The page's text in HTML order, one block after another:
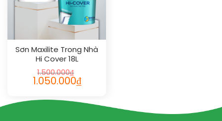
Sơn Maxilite Trong Nhà
Hi Cover 18L
1.500.000₫
1.050.000₫